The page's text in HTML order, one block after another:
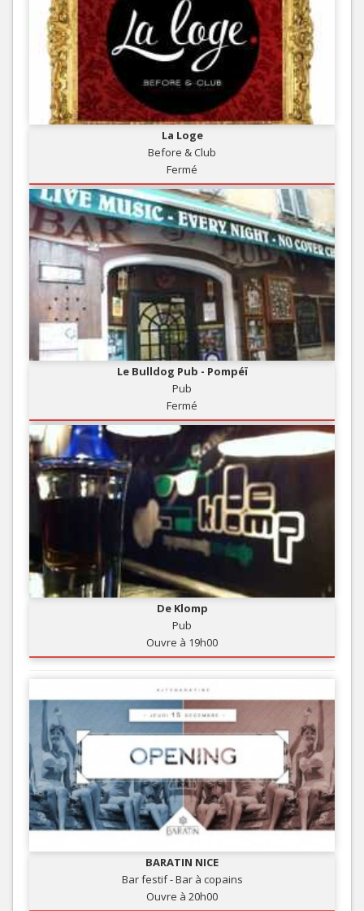
La Loge
Before & Club
Fermé
Le Bulldog Pub - Pompéï
Pub
Fermé
De Klomp
Pub
Ouvre à 19h00
BARATIN NICE
Bar festif - Bar à copains
Ouvre à 20h00